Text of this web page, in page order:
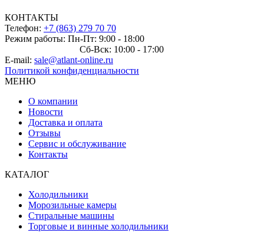
КОНТАКТЫ
Телефон: +7 (863) 279 70 70
Режим работы: Пн-Пт: 9:00 - 18:00
Сб-Вск: 10:00 - 17:00
E-mail: sale@atlant-online.ru
Политикой конфиденциальности
МЕНЮ
О компании
Новости
Доставка и оплата
Отзывы
Сервис и обслуживание
Контакты
КАТАЛОГ
Холодильники
Морозильные камеры
Стиральные машины
Торговые и винные холодильники